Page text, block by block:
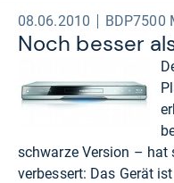
08.06.2010 BDP7500
Noch bes­ser
schwarze Version – hat
verbessert: Das Gerät